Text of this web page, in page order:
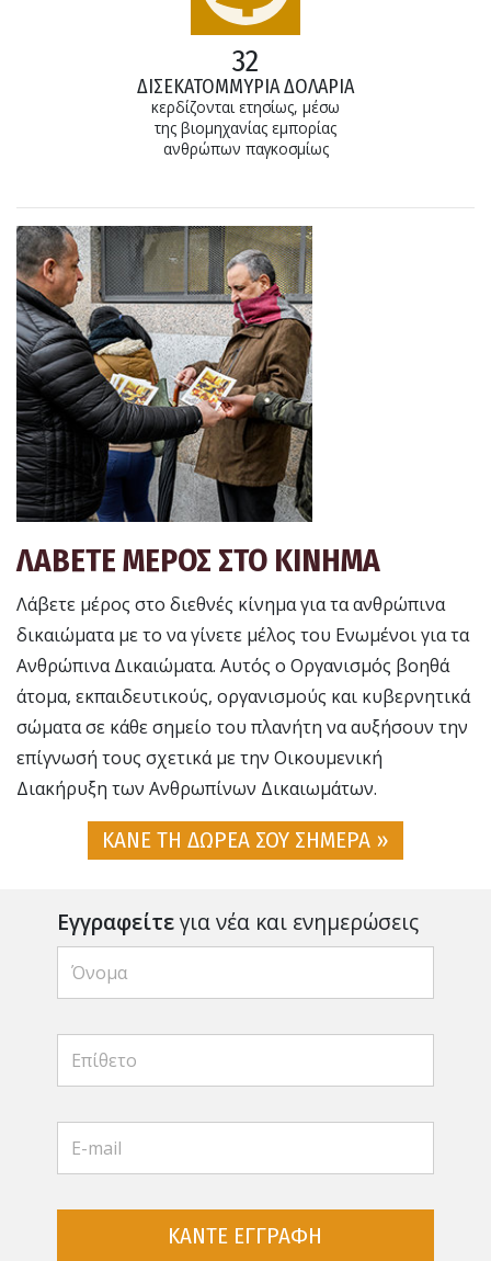
32
ΔΙΣΕΚΑΤΟΜΜΥΡΙΑ ΔΟΛΑΡΙΑ
κερδίζονται ετησίως, μέσω
της βιομηχανίας εμπορίας
ανθρώπων παγκοσμίως
ΛΑΒΕΤΕ ΜΕΡΟΣ ΣΤΟ ΚΙΝΗΜΑ
Λάβετε μέρος στο διεθνές κίνημα για τα ανθρώπινα
δικαιώματα με το να γίνετε μέλος του Ενωμένοι για τα
Ανθρώπινα Δικαιώματα. Αυτός ο Οργανισμός βοηθά
άτομα, εκπαιδευτικούς, οργανισμούς και κυβερνητικά
σώματα σε κάθε σημείο του πλανήτη να αυξήσουν την
επίγνωσή τους σχετικά με την Οικουμενική
Διακήρυξη των Ανθρωπίνων Δικαιωμάτων.
ΚΑΝΕ ΤΗ ΔΩΡΕΑ ΣΟΥ ΣΗΜΕΡΑ »
Εγγραφείτεγια νέα και ενημερώσεις
ΚΑΝΤΕ ΕΓΓΡΑΦΗ